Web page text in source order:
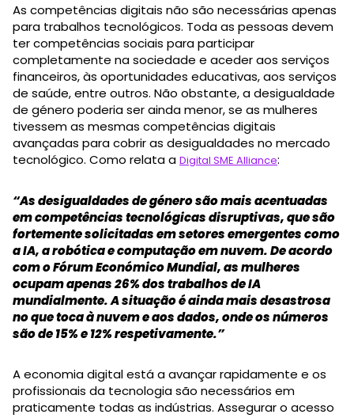
As competências digitais não são necessárias apenas
para trabalhos tecnológicos. Toda as pessoas devem
ter competências sociais para participar
completamente na sociedade e aceder aos serviços
financeiros, às oportunidades educativas, aos serviços
de saúde, entre outros. Não obstante, a desigualdade
de género poderia ser ainda menor, se as mulheres
tivessem as mesmas competências digitais
avançadas para cobrir as desigualdades no mercado
tecnológico. Como relata a Digital SME Alliance:
“As desigualdades de género são mais acentuadas
em competências tecnológicas disruptivas, que são
fortemente solicitadas em setores emergentes como
a IA, a robótica e computação em nuvem. De acordo
com o Fórum Económico Mundial, as mulheres
ocupam apenas 26% dos trabalhos de IA
mundialmente. A situação é ainda mais desastrosa
no que toca à nuvem e aos dados, onde os números
são de 15% e 12% respetivamente.”
A economia digital está a avançar rapidamente e os
profissionais da tecnologia são necessários em
praticamente todas as indústrias. Assegurar o acesso